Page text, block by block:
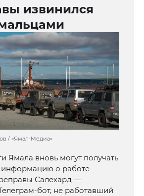
извинился
/ «Ямал-Медиа»
Ямала вновь могут получать
о работе
Салехард —
бот, не работавший